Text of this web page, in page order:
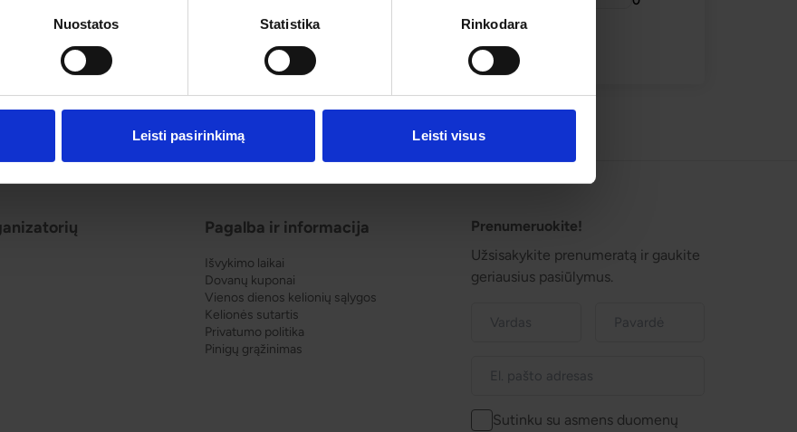
Nuostatos Statistika Rinkodara
Leisti pasirinkimą Leisti visus
Pagalba ir informacija
Išvykimo laikai
Dovanų kuponai
Vienos dienos kelionių sąlygos
Kelionės sutartis
Privatumo politika
Pinigų grąžinimas
Prenumeruokite!
Užsisakykite prenumeratą ir gaukite
geriausius pasiūlymus.
Sutinku su asmens duomenų